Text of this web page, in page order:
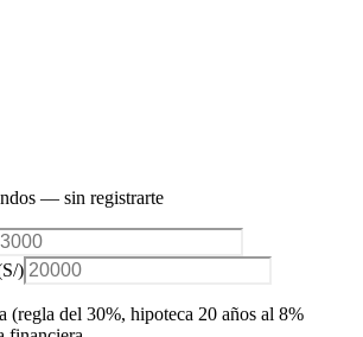
— sin registrarte
S/)
(regla del 30%, hipoteca 20 años al 8%